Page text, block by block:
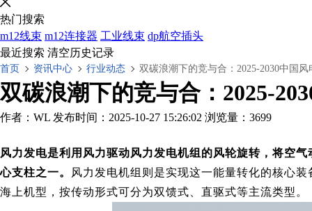
热门搜索
m12线束 m12连接器 工业线束 dp航空插头
最近搜索 清空历史记录
首页 资讯中心 行业动态 双碳浪潮下的竞与合：2025-2030中国
双碳浪潮下的竞与合：2025-
作者：WL 发布时间：2025-10-27 15:26:02 浏览量：3699
风力发电是利用风力驱动风力发电机组的风轮旋转，将空
心支柱之一。
风力发电机组则是实现这一能量转化的核心
海上机型，按传动形式可分为双馈式、直驱式等主流类型。